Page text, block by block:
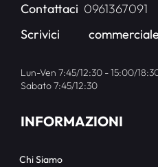
Contattaci 0961367091
Scrivici
Lun-Ven 7:45/12:30 - 15:00/
Sabato 7:45/12:30
INFORMAZIONI
Chi Siamo